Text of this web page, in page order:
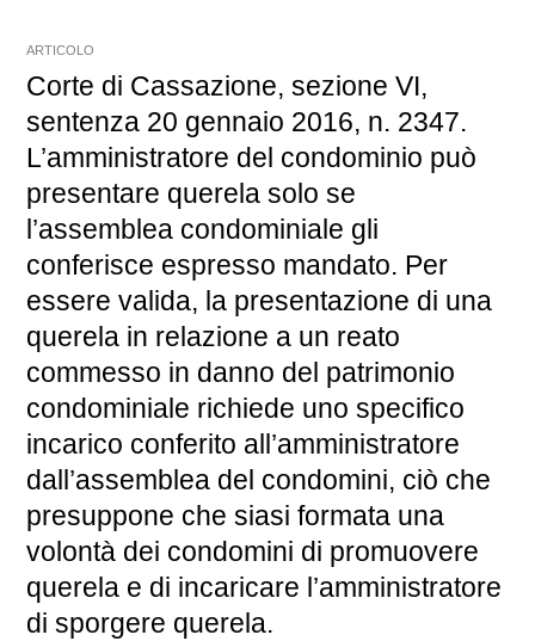
ARTICOLO
Corte di Cassazione, sezione VI,
sentenza 20 gennaio 2016, n. 2347.
L’amministratore del condominio può
presentare querela solo se
l’assemblea condominiale gli
conferisce espresso mandato. Per
essere valida, la presentazione di una
querela in relazione a un reato
commesso in danno del patrimonio
condominiale richiede uno specifico
incarico conferito all’amministratore
dall’assemblea del condomini, ciò che
presuppone che siasi formata una
volontà dei condomini di promuovere
querela e di incaricare l’amministratore
di sporgere querela.